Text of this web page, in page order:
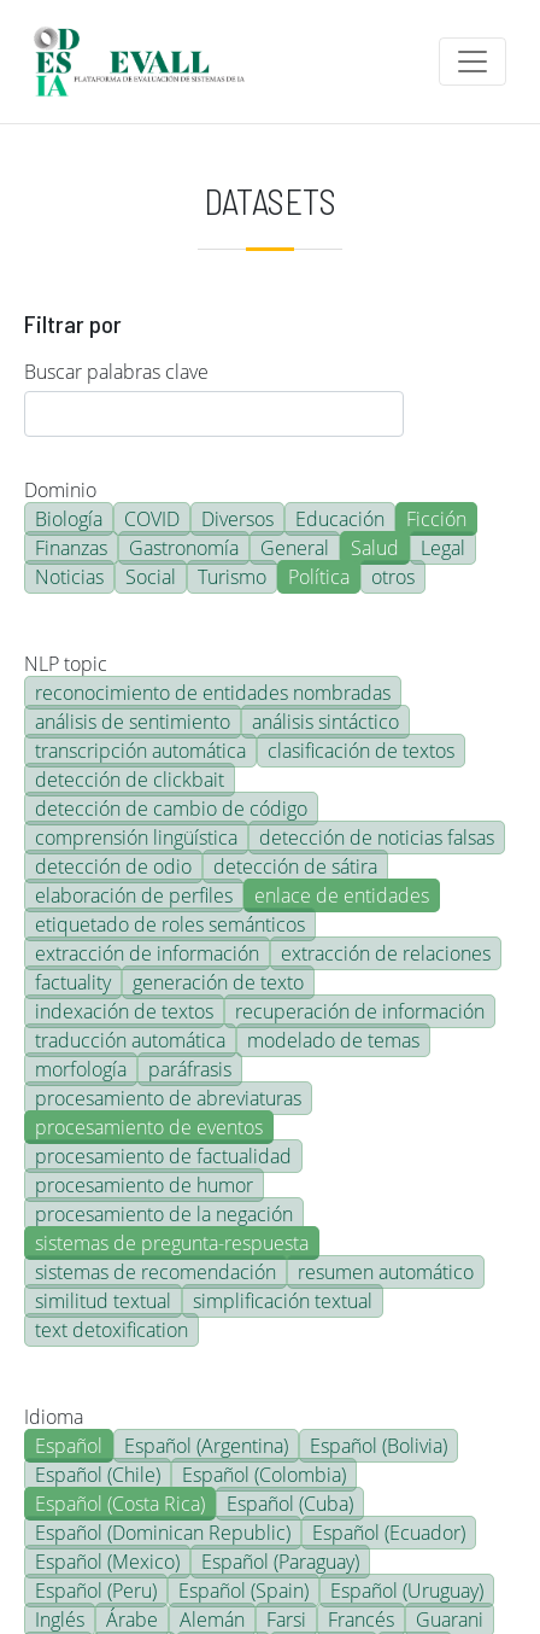
DATASETS
Filtrar por
Buscar palabras clave
Dominio
Biología
COVID Diversos Educación
Ficción
Finanzas
Gastronomía General Salud
Legal
Noticias
Social Turismo Política otros
NLP topic
reconocimiento de entidades nombradas
análisis de sentimiento
análisis sintáctico
transcripción automática
clasificación de textos
detección de clickbait
detección de cambio de código
comprensión lingüística
detección de noticias falsas
detección de odio
detección de sátira
elaboración de perfiles
enlace de entidades
etiquetado de roles semánticos
extracción de información
extracción de relaciones
factuality
generación de texto
indexación de textos
recuperación de información
traducción automática
modelado de temas
morfología
paráfrasis
procesamiento de abreviaturas
procesamiento de eventos
procesamiento de factualidad
procesamiento de humor
procesamiento de la negación
sistemas de pregunta-respuesta
sistemas de recomendación
resumen automático
similitud textual
simplificación textual
text detoxification
Idioma
Español
Español (Argentina)
Español (Bolivia)
Español (Chile)
Español (Colombia)
Español (Costa Rica)
Español (Cuba)
Español (Dominican Republic)
Español (Ecuador)
Español (Mexico)
Español (Paraguay)
Español (Peru)
Español (Spain)
Español (Uruguay)
Inglés
Árabe Alemán Farsi Francés
Guarani